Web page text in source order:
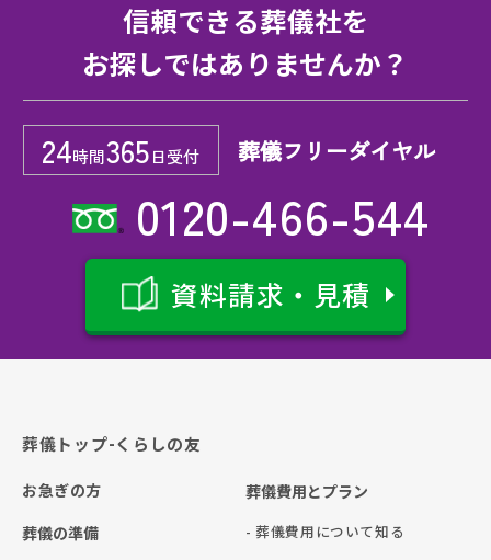
信頼できる葬儀社を
お探しではありませんか？
24時間365日受付 葬儀フリーダイヤル
0120-466-544
資料請求・見積
葬儀トップ-くらしの友
お急ぎの方
葬儀の準備
葬儀費用とプラン
- 葬儀費用について知る